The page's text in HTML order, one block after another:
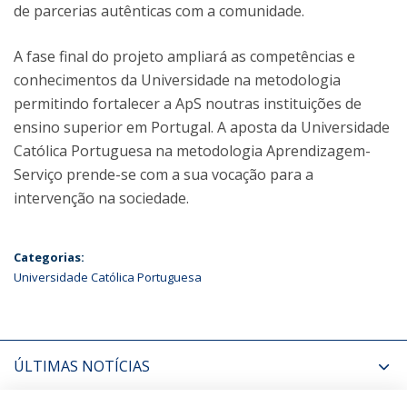
de parcerias autênticas com a comunidade.
A fase final do projeto ampliará as competências e
conhecimentos da Universidade na metodologia
permitindo fortalecer a ApS noutras instituições de
ensino superior em Portugal. A aposta da Universidade
Católica Portuguesa na metodologia Aprendizagem-
Serviço prende-se com a sua vocação para a
intervenção na sociedade.
Categorias:
Universidade Católica Portuguesa
ÚLTIMAS NOTÍCIAS